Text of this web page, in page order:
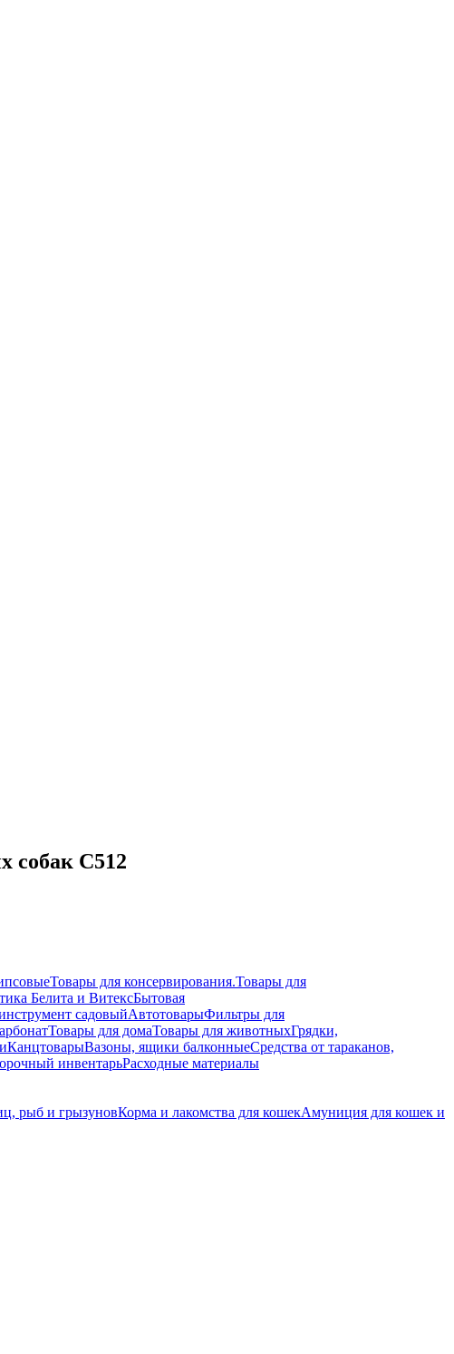
собак С512
Товары для консервирования.Товары для
Белита и ВитексБытовая
садовыйАвтотоварыФильтры для
Товары для домаТовары для животныхГрядки,
КанцтоварыВазоны, ящики балконныеСредства от тараканов,
инвентарьРасходные материалы
рыб и грызуновКорма и лакомства для кошекАмуниция для кошек и